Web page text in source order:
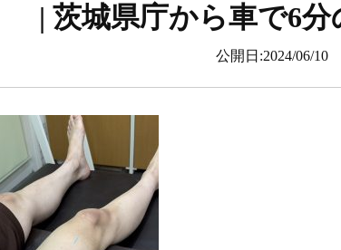
| 茨城県庁から車で6
公開日:2024/06/10